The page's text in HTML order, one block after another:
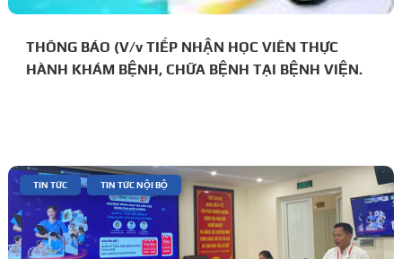
THÔNG BÁO (V/v TIẾP NHẬN HỌC VIÊN THỰC
HÀNH KHÁM BỆNH, CHỮA BỆNH TẠI BỆNH VIỆN.
TIN TỨC TIN TỨC NỘI BỘ